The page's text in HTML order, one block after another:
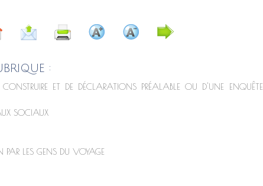
:
ET DE DÉCLARATIONS PRÉALABLE OU D'UNE ENQUÊTE
SOCIAUX
LES GENS DU VOYAGE